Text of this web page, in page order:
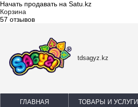
Начать продавать на Satu.kz
Корзина
57 отзывов
tdsagyz.kz
ГЛАВНАЯ ТОВАРЫ И УСЛУГИ